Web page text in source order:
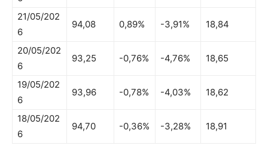
21/05/202
6
94,08 0,89% -3,91% 18,84
20/05/202
6
93,25 -0,76% -4,76% 18,65
19/05/202
6
93,96 -0,78% -4,03% 18,62
18/05/202
6
94,70 -0,36% -3,28% 18,91